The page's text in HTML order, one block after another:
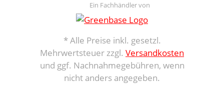
Ein Fachhändler von
* Alle Preise inkl. gesetzl.
Mehrwertsteuer zzgl. Versandkosten
und ggf. Nachnahmegebühren, wenn
nicht anders angegeben.